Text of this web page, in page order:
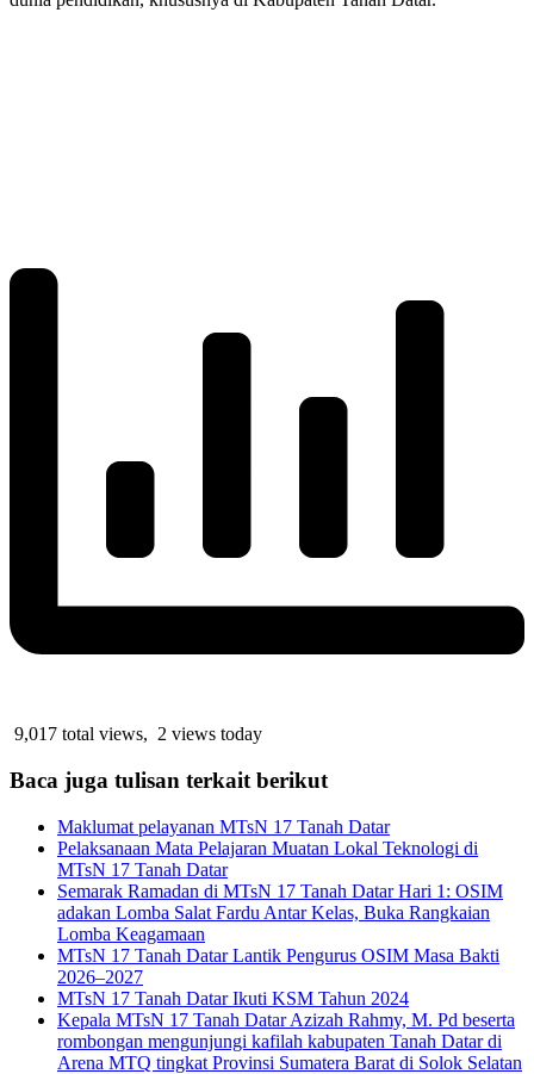
9,017 total views, 2 views today
Baca juga tulisan terkait berikut
Maklumat pelayanan MTsN 17 Tanah Datar
Pelaksanaan Mata Pelajaran Muatan Lokal Teknologi di
MTsN 17 Tanah Datar
Semarak Ramadan di MTsN 17 Tanah Datar Hari 1: OSIM
adakan Lomba Salat Fardu Antar Kelas, Buka Rangkaian
Lomba Keagamaan
MTsN 17 Tanah Datar Lantik Pengurus OSIM Masa Bakti
2026–2027
MTsN 17 Tanah Datar Ikuti KSM Tahun 2024
Kepala MTsN 17 Tanah Datar Azizah Rahmy, M. Pd beserta
rombongan mengunjungi kafilah kabupaten Tanah Datar di
Arena MTQ tingkat Provinsi Sumatera Barat di Solok Selatan